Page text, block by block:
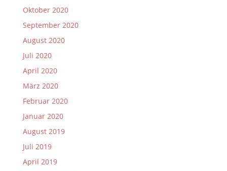
Oktober 2020
September 2020
August 2020
Juli 2020
April 2020
März 2020
Februar 2020
Januar 2020
August 2019
Juli 2019
April 2019